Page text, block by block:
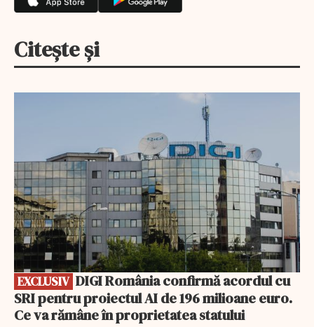
Citește și
EXCLUSIV
SRI pentru proiectul AI de 196 milioane euro.
Ce va rămâne în proprietatea statului